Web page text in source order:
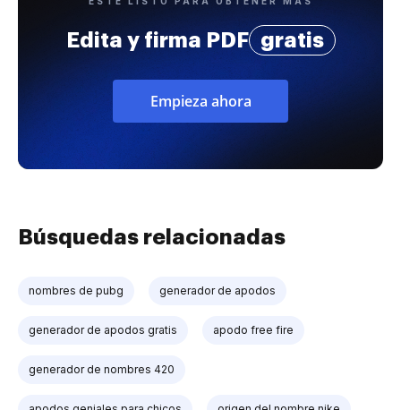
Edita y firma PDF gratis
Empieza ahora
Búsquedas relacionadas
nombres de pubg generador de apodos
generador de apodos gratis apodo free fire
generador de nombres 420